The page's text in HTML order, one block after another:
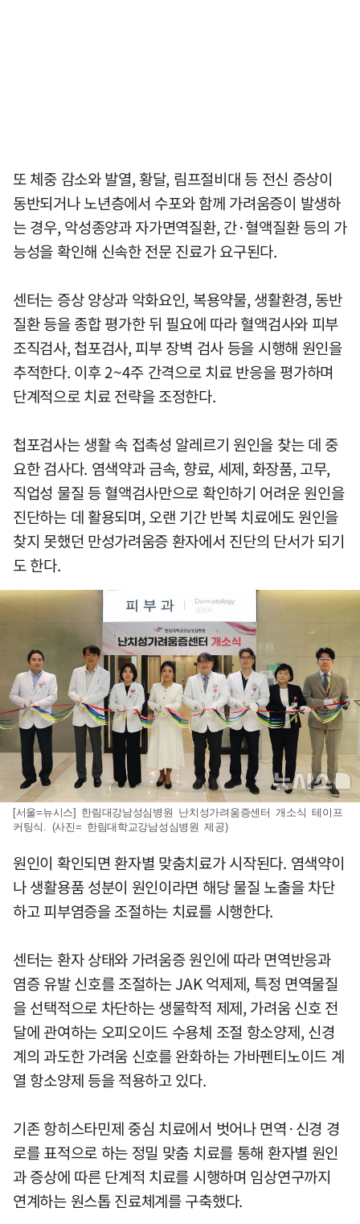
또 체중 감소와 발열, 황달, 림프절비대 등 전신 증상이
동반되거나 노년층에서 수포와 함께 가려움증이 발생하
는 경우, 악성종양과 자가면역질환, 간·혈액질환 등의 가
능성을 확인해 신속한 전문 진료가 요구된다.
센터는 증상 양상과 악화요인, 복용약물, 생활환경, 동반
질환 등을 종합 평가한 뒤 필요에 따라 혈액검사와 피부
조직검사, 첩포검사, 피부 장벽 검사 등을 시행해 원인을
추적한다. 이후 2~4주 간격으로 치료 반응을 평가하며
단계적으로 치료 전략을 조정한다.
첩포검사는 생활 속 접촉성 알레르기 원인을 찾는 데 중
요한 검사다. 염색약과 금속, 향료, 세제, 화장품, 고무,
직업성 물질 등 혈액검사만으로 확인하기 어려운 원인을
진단하는 데 활용되며, 오랜 기간 반복 치료에도 원인을
찾지 못했던 만성가려움증 환자에서 진단의 단서가 되기
도 한다.
[서울=뉴시스] 한림대강남성심병원 난치성가려움증센터 개소식 테이프
커팅식. (사진= 한림대학교강남성심병원 제공)
원인이 확인되면 환자별 맞춤치료가 시작된다. 염색약이
나 생활용품 성분이 원인이라면 해당 물질 노출을 차단
하고 피부염증을 조절하는 치료를 시행한다.
센터는 환자 상태와 가려움증 원인에 따라 면역반응과
염증 유발 신호를 조절하는 JAK 억제제, 특정 면역물질
을 선택적으로 차단하는 생물학적 제제, 가려움 신호 전
달에 관여하는 오피오이드 수용체 조절 항소양제, 신경
계의 과도한 가려움 신호를 완화하는 가바펜티노이드 계
열 항소양제 등을 적용하고 있다.
기존 항히스타민제 중심 치료에서 벗어나 면역·신경 경
로를 표적으로 하는 정밀 맞춤 치료를 통해 환자별 원인
과 증상에 따른 단계적 치료를 시행하며 임상연구까지
연계하는 원스톱 진료체계를 구축했다.